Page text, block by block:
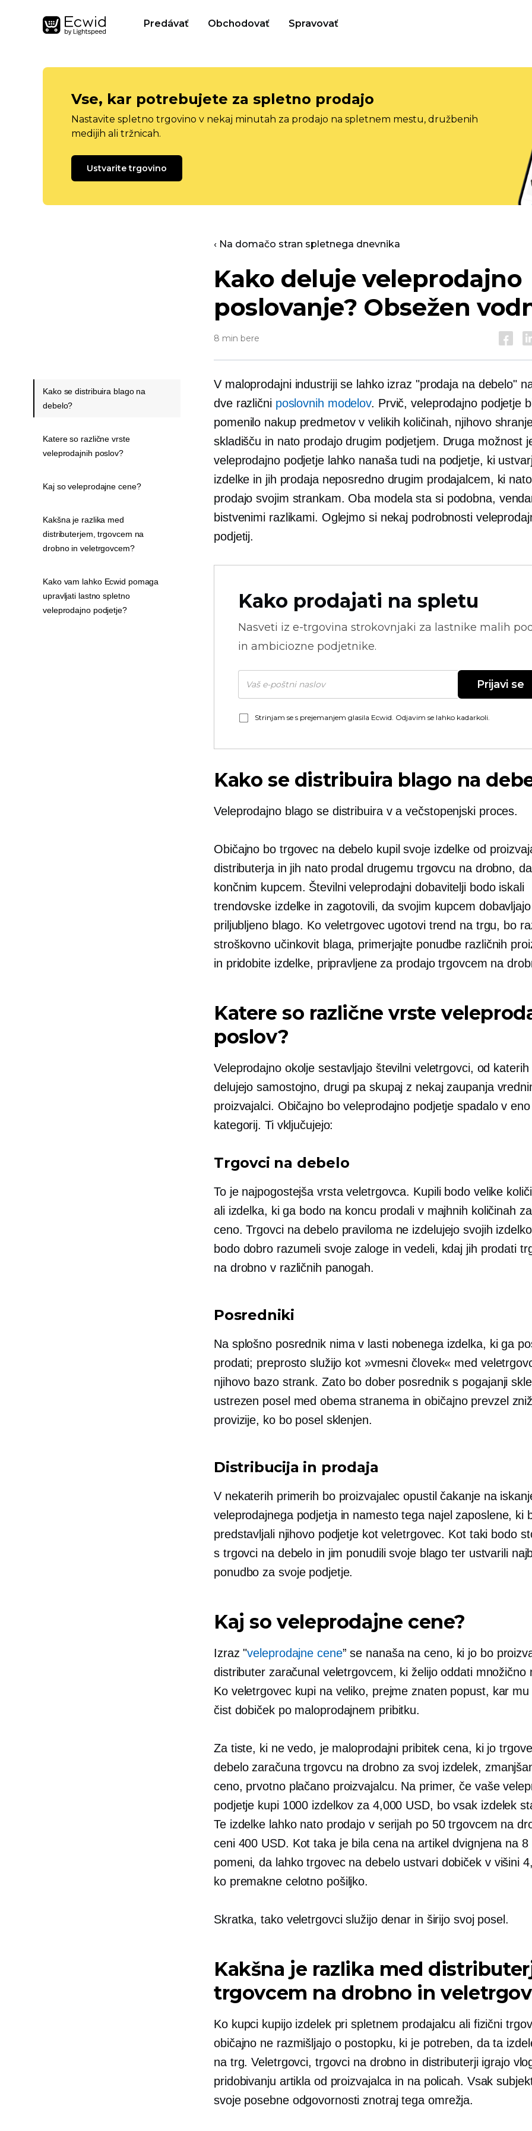
Predávať Obchodovať Spravovať
Vse, kar potrebujete za spletno prodajo
Nastavite spletno trgovino v nekaj minutah za prodajo na spletnem mestu, družbenih
medijih ali tržnicah.
Ustvarite trgovino
‹ Na domačo stran spletnega dnevnika
Kako deluje veleprodajno
poslovanje? Obsežen
8 min bere
V maloprodajni industriji se lahko izraz "prodaja na debelo"
dve različni poslovnih modelov. Prvič, veleprodajno podjetje
pomenilo nakup predmetov v velikih količinah, njihovo
skladišču in nato prodajo drugim podjetjem. Druga možnost
veleprodajno podjetje lahko nanaša tudi na podjetje, ki
izdelke in jih prodaja neposredno drugim prodajalcem, ki
prodajo svojim strankam. Oba modela sta si podobna,
bistvenimi razlikami. Oglejmo si nekaj podrobnosti
podjetij.
Kako prodajati na spletu
Nasveti iz e-trgovina strokovnjaki za lastnike malih
in ambiciozne podjetnike.
Prijavi se
Strinjam se s prejemanjem glasila Ecwid. Odjavim se lahko kadarkoli.
Kako se distribuira blago na
Veleprodajno blago se distribuira v avečstopenjskiproces.
Običajno bo trgovec na debelo kupil svoje izdelke od
distributerja in jih nato prodal drugemu trgovcu na drobno,
končnim kupcem. Številni veleprodajni dobavitelji bodo iskali
trendovske izdelke in zagotovili, da svojim kupcem
priljubljeno blago. Ko veletrgovec ugotovi trend na trgu, bo
stroškovno učinkovit blaga, primerjajte ponudbe različnih
in pridobite izdelke, pripravljene za prodajo trgovcem na
Katere so različne vrste
poslov?
Veleprodajno okolje sestavljajo številni veletrgovci, od
delujejo samostojno, drugi pa skupaj z nekaj zaupanja
proizvajalci. Običajno bo veleprodajno podjetje spadalo v
kategorij. Ti vključujejo:
Trgovci na debelo
To je najpogostejša vrsta veletrgovca. Kupili bodo velike
ali izdelka, ki ga bodo na koncu prodali v majhnih količinah
ceno. Trgovci na debelo praviloma ne izdelujejo svojih
bodo dobro razumeli svoje zaloge in vedeli, kdaj jih prodati
na drobno v različnih panogah.
Posredniki
Na splošno posrednik nima v lasti nobenega izdelka, ki ga
prodati; preprosto služijo kot »vmesni človek« med
njihovo bazo strank. Zato bo dober posrednik s pogajanji
ustrezen posel med obema stranema in običajno prevzel
provizije, ko bo posel sklenjen.
Distribucija in prodaja
V nekaterih primerih bo proizvajalec opustil čakanje na
veleprodajnega podjetja in namesto tega najel zaposlene, ki
predstavljali njihovo podjetje kot veletrgovec. Kot taki bodo
s trgovci na debelo in jim ponudili svoje blago ter ustvarili
ponudbo za svoje podjetje.
Kaj so veleprodajne cene?
Izraz "veleprodajne cene” se nanaša na ceno, ki jo bo
distributer zaračunal veletrgovcem, ki želijo oddati množično
Ko veletrgovec kupi na veliko, prejme znaten popust, kar
čist dobiček po maloprodajnem pribitku.
Za tiste, ki ne vedo, je maloprodajni pribitek cena, ki jo
debelo zaračuna trgovcu na drobno za svoj izdelek,
ceno, prvotno plačano proizvajalcu. Na primer, če vaše
podjetje kupi 1000 izdelkov za 4,000 USD, bo vsak izdelek
Te izdelke lahko nato prodajo v serijah po 50 trgovcem na
ceni 400 USD. Kot taka je bila cena na artikel dvignjena na 8
pomeni, da lahko trgovec na debelo ustvari dobiček v višini
ko premakne celotno pošiljko.
Skratka, tako veletrgovci služijo denar in širijo svoj posel.
Kakšna je razlika med
trgovcem na drobno in
Ko kupci kupijo izdelek pri spletnem prodajalcu ali fizični
običajno ne razmišljajo o postopku, ki je potreben, da ta
na trg. Veletrgovci, trgovci na drobno in distributerji igrajo
pridobivanju artikla od proizvajalca in na policah. Vsak
svoje posebne odgovornosti znotraj tega omrežja.
Kako se distribuira blago na
debelo?
Katere so različne vrste
veleprodajnih poslov?
Kaj so veleprodajne cene?
Kakšna je razlika med
distributerjem, trgovcem na
drobno in veletrgovcem?
Kako vam lahko Ecwid pomaga
upravljati lastno spletno
veleprodajno podjetje?